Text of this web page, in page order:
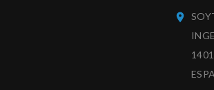
